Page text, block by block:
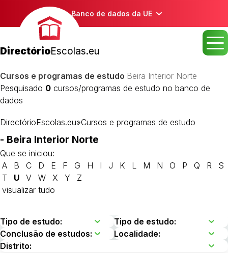
Banco de dados da UE
DirectórioEscolas.eu
Cursos e programas de estudo Beira Interior Norte
Pesquisado 0 cursos/programas de estudo no banco de
dados
DirectórioEscolas.eu»Cursos e programas de estudo
- Beira Interior Norte
Que se iniciou:
A
B C D E F G H I J K L M N O P Q R
S
T
U V W X Y
Z
visualizar tudo